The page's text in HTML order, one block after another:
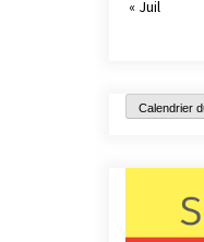
« Juil
Calendrier